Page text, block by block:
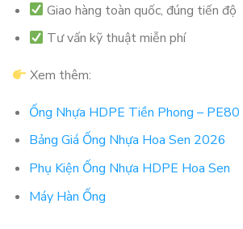
Giao hàng toàn quốc, đúng tiến độ
Tư vấn kỹ thuật miễn phí
Xem thêm:
Ống Nhựa HDPE Tiền Phong – PE80
Bảng Giá Ống Nhựa Hoa Sen 2026
Phụ Kiện Ống Nhựa HDPE Hoa Sen
Máy Hàn Ống